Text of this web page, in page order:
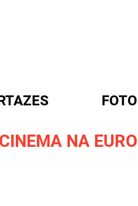
NA
DE BUSCA